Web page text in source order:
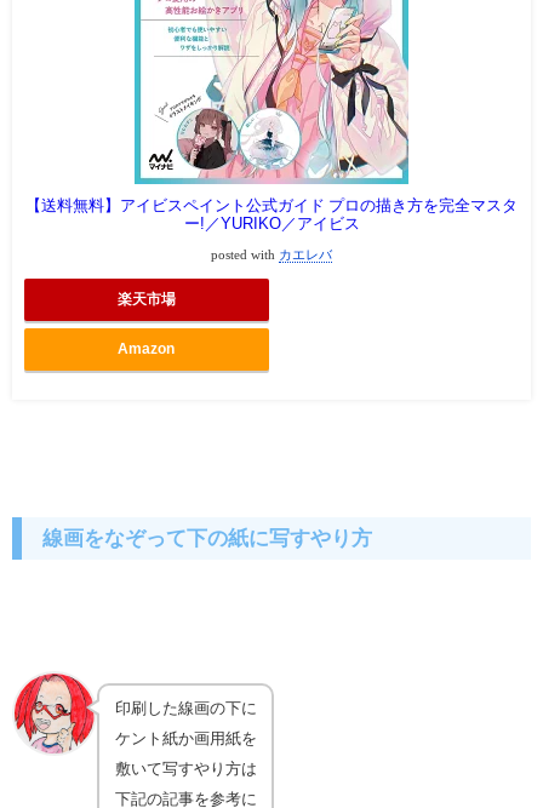
【送料無料】アイビスペイント公式ガイド プロの描き方を完全マスタ
ー!／YURIKO／アイビス
posted with カエレバ
楽天市場
Amazon
線画をなぞって下の紙に写すやり方
印刷した線画の下に
ケント紙か画用紙を
敷いて写すやり方は
下記の記事を参考に